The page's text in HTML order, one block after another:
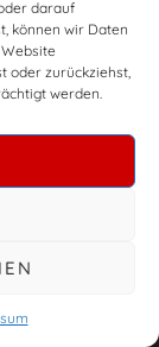
darauf
können wir Daten
oder zurückziehst,
werden.